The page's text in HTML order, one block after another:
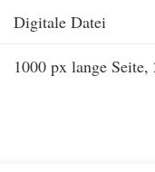
Digitale Datei
1000 px lange